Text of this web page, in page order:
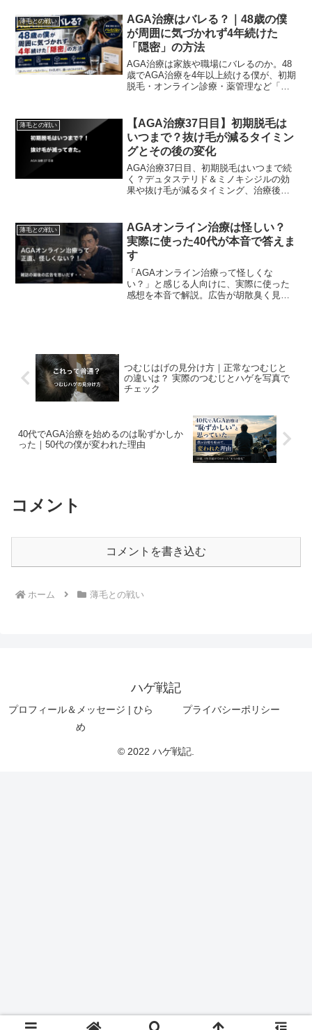
薄毛との戦い
AGA治療はバレる？｜48歳の僕
が周囲に気づかれず4年続けた
「隠密」の方法
AGA治療は家族や職場にバレるのか。48
歳でAGA治療を4年以上続ける僕が、初期
脱毛・オンライン診療・薬管理など「バ
薄毛との戦い
【AGA治療37日目】初期脱毛は
いつまで？抜け毛が減るタイミン
グとその後の変化
AGA治療37日目、初期脱毛はいつまで続
く？デュタステリド＆ミノキシジルの効
果や抜け毛が減るタイミング、治療後の
薄毛との戦い
AGAオンライン治療は怪しい？
実際に使った40代が本音で答えま
す
「AGAオンライン治療って怪しくな
い？」と感じる人向けに、実際に使った
感想を本音で解説。広告が胡散臭く見え
つむじはげの見分け方｜正常なつむじと
の違いは？ 実際のつむじとハゲを写真で
チェック
40代でAGA治療を始めるのは恥ずかしか
った｜50代の僕が変われた理由
コメント
コメントを書き込む
ホーム 薄毛との戦い
ハゲ戦記
プロフィール＆メッセージ | ひら
め
プライバシーポリシー
© 2022 ハゲ戦記.